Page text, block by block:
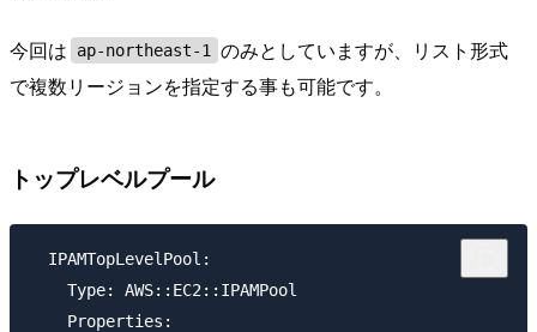
今回は ap-northeast-1
のみとしていますが、リスト形式
で複数リージョンを指定する事も可能です。
トップレベルプール
  IPAMTopLevelPool:
    Type: AWS::EC2::IPAMPool
    Properties: